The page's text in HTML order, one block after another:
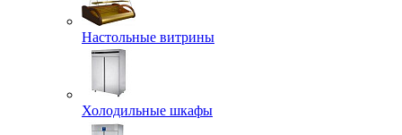
Настольные витрины
Холодильные шкафы